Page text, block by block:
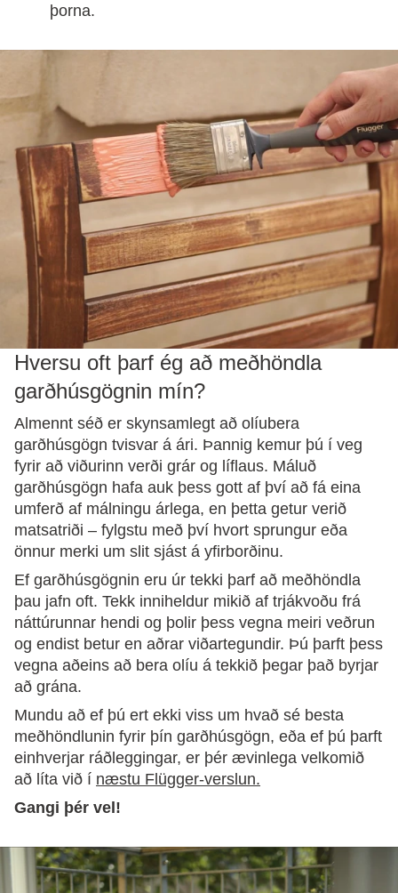
þorna.
Hversu oft þarf ég að meðhöndla
garðhúsgögnin mín?
Almennt séð er skynsamlegt að olíubera
garðhúsgögn tvisvar á ári. Þannig kemur þú í veg
fyrir að viðurinn verði grár og líflaus. Máluð
garðhúsgögn hafa auk þess gott af því að fá eina
umferð af málningu árlega, en þetta getur verið
matsatriði – fylgstu með því hvort sprungur eða
önnur merki um slit sjást á yfirborðinu.
Ef garðhúsgögnin eru úr tekki þarf að meðhöndla
þau jafn oft. Tekk inniheldur mikið af trjákvoðu frá
náttúrunnar hendi og þolir þess vegna meiri veðrun
og endist betur en aðrar viðartegundir. Þú þarft þess
vegna aðeins að bera olíu á tekkið þegar það byrjar
að grána.
Mundu að ef þú ert ekki viss um hvað sé besta
meðhöndlunin fyrir þín garðhúsgögn, eða ef þú þarft
einhverjar ráðleggingar, er þér ævinlega velkomið
að líta við í næstu Flügger-verslun.
Gangi þér vel!